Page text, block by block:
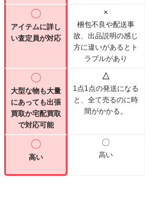
〇
アイテムに詳し
い査定員が対応
×
梱包不良や配送事
故、出品説明の感じ
方に違いがあるとト
ラブルがあり
〇
大型な物も大量
にあっても出張
買取か宅配買取
で対応可能
△
1点1点の発送になる
と、全て売るのに時
間がかかる。
〇
高い
〇
高い